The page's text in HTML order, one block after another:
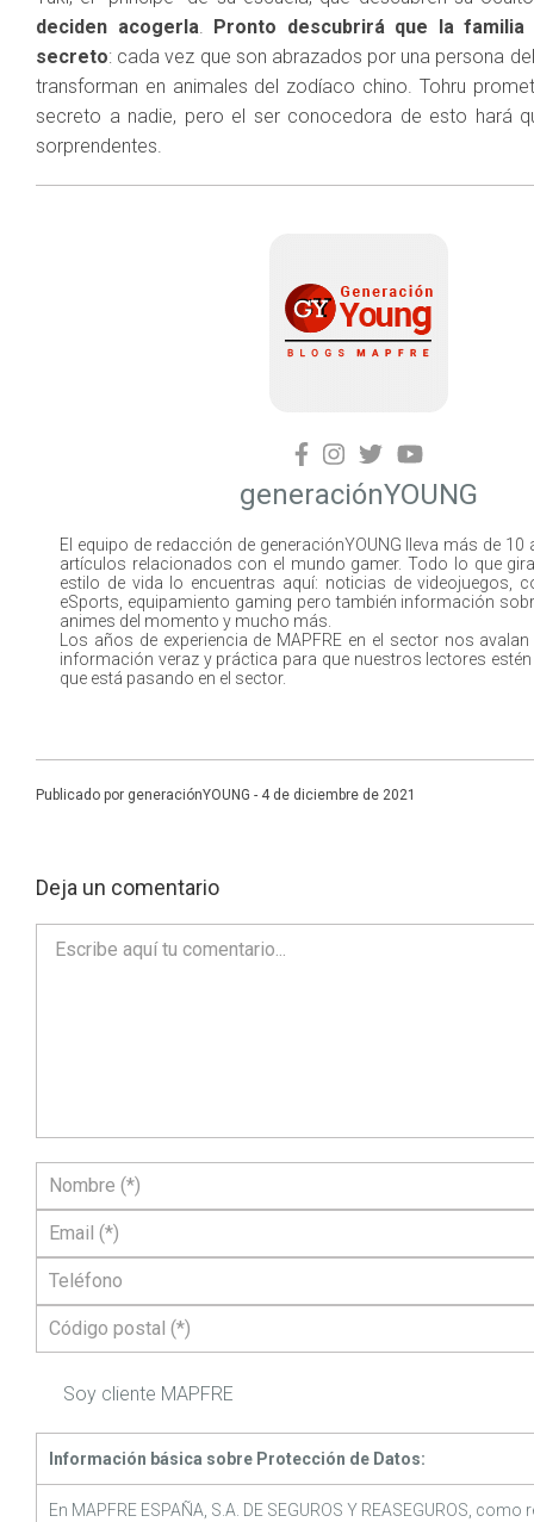
deciden acogerla.
Pronto descubrirá que la familia
secreto: cada vez que son abrazados por una persona
transforman en animales del zodíaco chino. Tohru
secreto a nadie, pero el ser conocedora de esto hará
sorprendentes.
generaciónYOUNG
El equipo de redacción de generaciónYOUNG lleva más de
artículos relacionados con el mundo gamer. Todo lo que
estilo de vida lo encuentras aquí: noticias de videojuegos,
eSports, equipamiento gaming pero también información
animes del momento y mucho más.
Los años de experiencia de MAPFRE en el sector nos
información veraz y práctica para que nuestros lectores
que está pasando en el sector.
Publicado por generaciónYOUNG - 4 de diciembre de 2021
Deja un comentario
Soy cliente MAPFRE
Información básica sobre Protección de Datos:
En MAPFRE ESPAÑA, S.A. DE SEGUROS Y REASEGUROS,